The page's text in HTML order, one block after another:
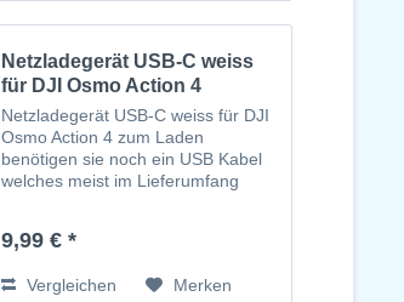
Netzladegerät USB-C weiss
für DJI Osmo Action 4
Netzladegerät USB-C weiss für DJI
Osmo Action 4 zum Laden
benötigen sie noch ein USB Kabel
welches meist im Lieferumfang
9,99 € *
Vergleichen Merken